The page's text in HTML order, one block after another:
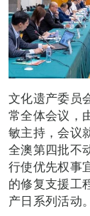
文化遗产委员
常全体会议，
敏主持，会议
全澳第四批不
行使优先权事
的修复支援工
产日系列活动。